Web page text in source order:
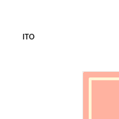
ITO